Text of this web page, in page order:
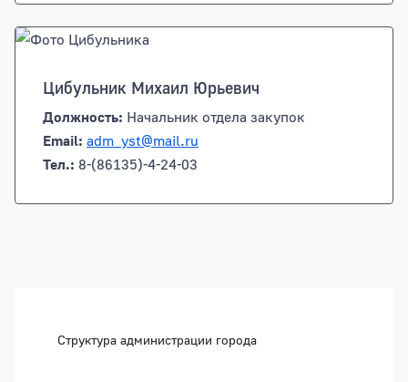
Цибульник Михаил Юрьевич
Должность: Начальник отдела закупок
Email: adm_yst@mail.ru
Тел.: 8-(86135)-4-24-03
Структура администрации города